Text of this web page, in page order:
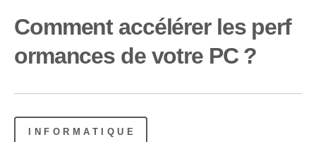
Comment accélérer les perf
ormances de votre PC ?
INFORMATIQUE